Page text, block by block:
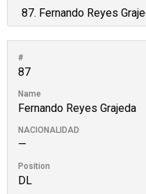
#
87
Name
Fernando Reyes Grajeda
NACIONALIDAD
—
Position
DL